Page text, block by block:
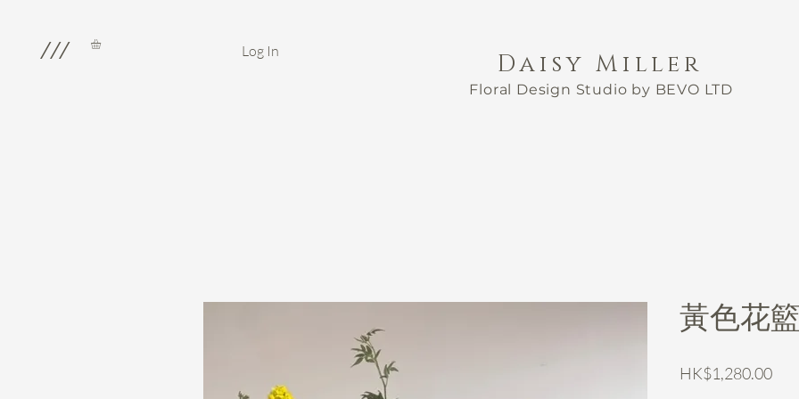
/// Log In Daisy Miller
Floral Design Studio by BEVO LTD
黃色花
HK$1,280.00